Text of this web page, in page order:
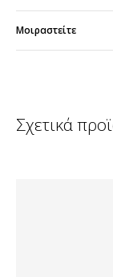
Μοιραστείτε
Σχετικά